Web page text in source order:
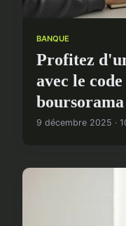
BANQUE
Profitez
avec le
boursorama
9 décembre 2025 ·